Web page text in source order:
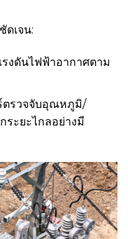
ดเจน:
งดันไฟฟ้าอากาศตาม
ตรวจจับอุณหภูมิ/
ระยะไกลอย่างมี